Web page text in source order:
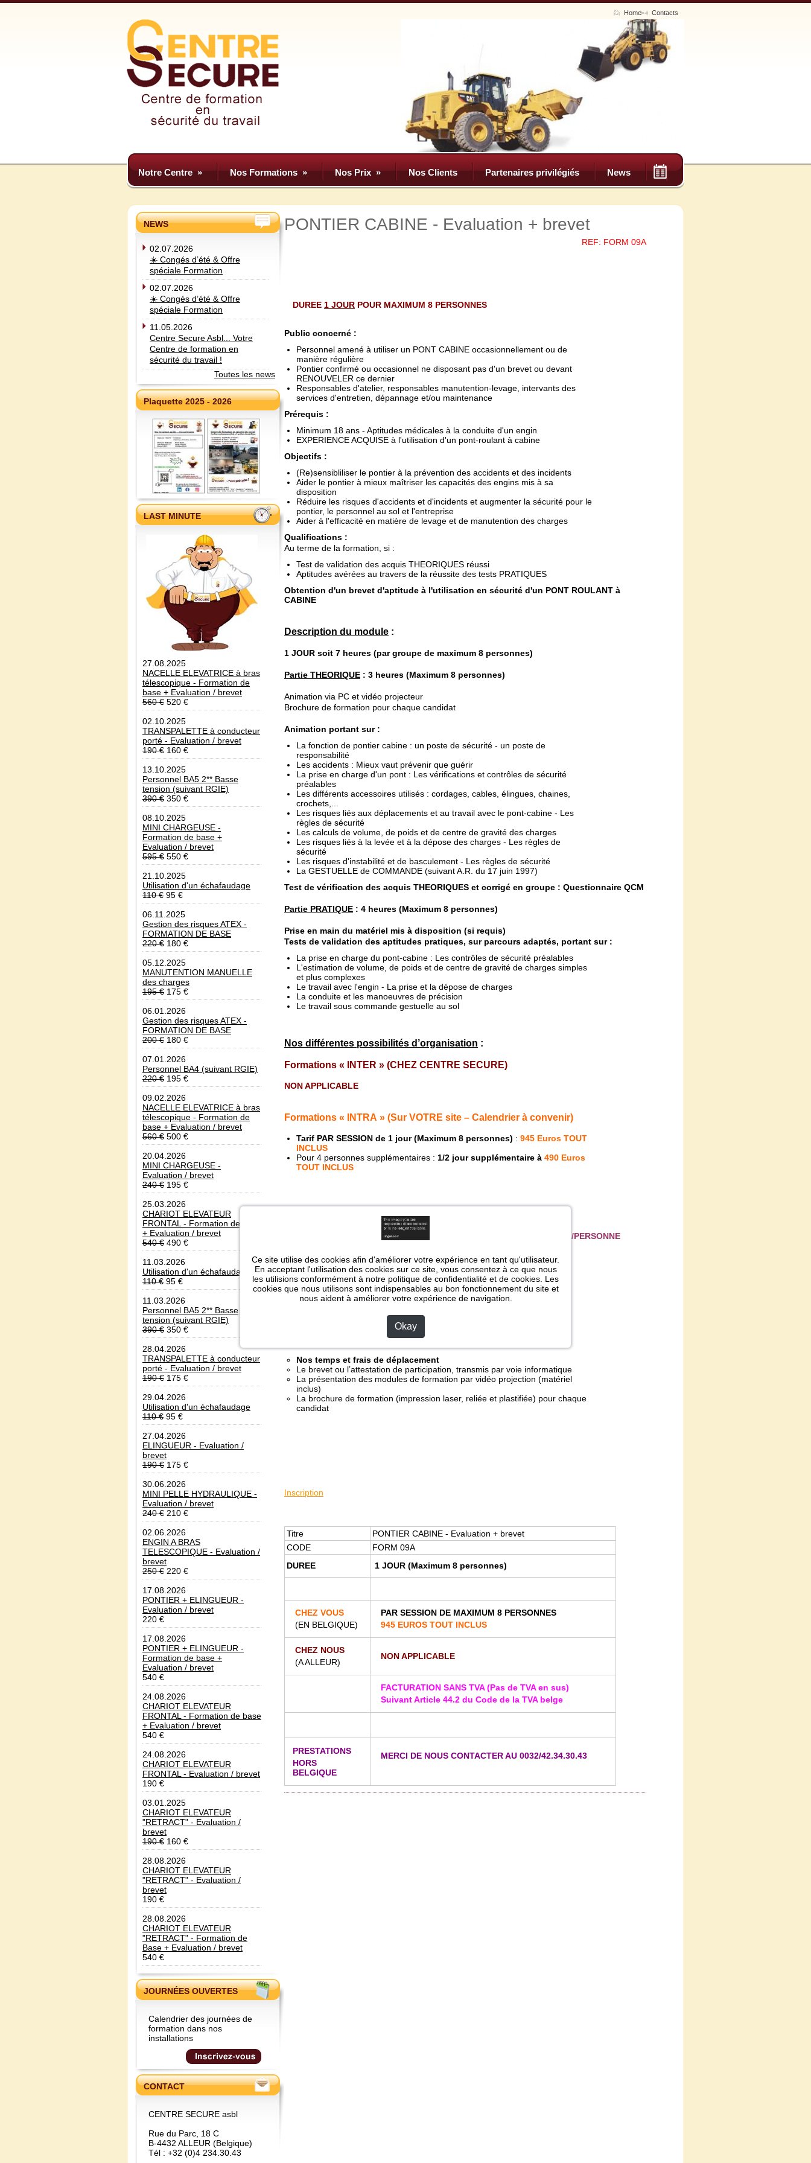
Home Contacts
Notre Centre» Nos Formations» Nos Prix» Nos Clients Partenaires privilégiés News
NEWS
02.07.2026
☀️ Congés d’été & Offre
spéciale Formation
02.07.2026
☀️ Congés d’été & Offre
spéciale Formation
11.05.2026
Centre Secure Asbl... Votre
Centre de formation en
sécurité du travail !
Toutes les news
Plaquette 2025 - 2026
LAST MINUTE
27.08.2025
NACELLE ELEVATRICE à bras
télescopique - Formation de
base + Evaluation / brevet
560 € 520 €
02.10.2025
TRANSPALETTE à conducteur
porté - Evaluation / brevet
190 € 160 €
13.10.2025
Personnel BA5 2** Basse
tension (suivant RGIE)
390 € 350 €
08.10.2025
MINI CHARGEUSE -
Formation de base +
Evaluation / brevet
595 € 550 €
21.10.2025
Utilisation d'un échafaudage
110 € 95 €
06.11.2025
Gestion des risques ATEX -
FORMATION DE BASE
220 € 180 €
05.12.2025
MANUTENTION MANUELLE
des charges
195 € 175 €
06.01.2026
Gestion des risques ATEX -
FORMATION DE BASE
200 € 180 €
07.01.2026
Personnel BA4 (suivant RGIE)
220 € 195 €
09.02.2026
NACELLE ELEVATRICE à bras
télescopique - Formation de
base + Evaluation / brevet
560 € 500 €
20.04.2026
MINI CHARGEUSE -
Evaluation / brevet
240 € 195 €
25.03.2026
CHARIOT ELEVATEUR
FRONTAL - Formation de base
+ Evaluation / brevet
540 € 490 €
11.03.2026
Utilisation d'un échafaudage
110 € 95 €
11.03.2026
Personnel BA5 2** Basse
tension (suivant RGIE)
390 € 350 €
28.04.2026
TRANSPALETTE à conducteur
porté - Evaluation / brevet
190 € 175 €
29.04.2026
Utilisation d'un échafaudage
110 € 95 €
27.04.2026
ELINGUEUR - Evaluation /
brevet
190 € 175 €
30.06.2026
MINI PELLE HYDRAULIQUE -
Evaluation / brevet
240 € 210 €
02.06.2026
ENGIN A BRAS
TELESCOPIQUE - Evaluation /
brevet
250 € 220 €
17.08.2026
PONTIER + ELINGUEUR -
Evaluation / brevet
220 €
17.08.2026
PONTIER + ELINGUEUR -
Formation de base +
Evaluation / brevet
540 €
24.08.2026
CHARIOT ELEVATEUR
FRONTAL - Formation de base
+ Evaluation / brevet
540 €
24.08.2026
CHARIOT ELEVATEUR
FRONTAL - Evaluation / brevet
190 €
03.01.2025
CHARIOT ELEVATEUR
"RETRACT" - Evaluation /
brevet
190 € 160 €
28.08.2026
CHARIOT ELEVATEUR
"RETRACT" - Evaluation /
brevet
190 €
28.08.2026
CHARIOT ELEVATEUR
"RETRACT" - Formation de
Base + Evaluation / brevet
540 €
JOURNÉES OUVERTES
Calendrier des journées de
formation dans nos
installations
CONTACT
CENTRE SECURE asbl
Rue du Parc, 18 C
B-4432 ALLEUR (Belgique)
Tél : +32 (0)4 234.30.43
PONTIER CABINE - Evaluation + brevet
REF: FORM 09A
DUREE 1 JOUR POUR MAXIMUM 8 PERSONNES
Public concerné :
Personnel amené à utiliser un PONT CABINE occasionnellement ou de
manière régulière
Pontier confirmé ou occasionnel ne disposant pas d'un brevet ou devant
RENOUVELER ce dernier
Responsables d'atelier, responsables manutention-levage, intervants des
services d'entretien, dépannage et/ou maintenance
Prérequis :
Minimum 18 ans - Aptitudes médicales à la conduite d'un engin
EXPERIENCE ACQUISE à l'utilisation d'un pont-roulant à cabine
Objectifs :
(Re)sensibliliser le pontier à la prévention des accidents et des incidents
Aider le pontier à mieux maîtriser les capacités des engins mis à sa
disposition
Réduire les risques d'accidents et d'incidents et augmenter la sécurité pour le
pontier, le personnel au sol et l'entreprise
Aider à l'efficacité en matière de levage et de manutention des charges
Qualifications :
Au terme de la formation, si :
Test de validation des acquis THEORIQUES réussi
Aptitudes avérées au travers de la réussite des tests PRATIQUES
Obtention d'un brevet d'aptitude à l'utilisation en sécurité d'un PONT ROULANT à
CABINE
Description du module :
1 JOUR soit 7 heures (par groupe de maximum 8 personnes)
Partie THEORIQUE : 3 heures (Maximum 8 personnes)
Animation via PC et vidéo projecteur
Brochure de formation pour chaque candidat
Animation portant sur :
La fonction de pontier cabine : un poste de sécurité - un poste de
responsabilité
Les accidents : Mieux vaut prévenir que guérir
La prise en charge d'un pont : Les vérifications et contrôles de sécurité
préalables
Les différents accessoires utilisés : cordages, cables, élingues, chaines,
crochets,...
Les risques liés aux déplacements et au travail avec le pont-cabine - Les
règles de sécurité
Les calculs de volume, de poids et de centre de gravité des charges
Les risques liés à la levée et à la dépose des charges - Les règles de
sécurité
Les risques d'instabilité et de basculement - Les règles de sécurité
La GESTUELLE de COMMANDE (suivant A.R. du 17 juin 1997)
Test de vérification des acquis THEORIQUES et corrigé en groupe : Questionnaire QCM
Partie PRATIQUE : 4 heures (Maximum 8 personnes)
Prise en main du matériel mis à disposition (si requis)
Tests de validation des aptitudes pratiques, sur parcours adaptés, portant sur :
La prise en charge du pont-cabine : Les contrôles de sécurité préalables
L'estimation de volume, de poids et de centre de gravité de charges simples
et plus complexes
Le travail avec l'engin - La prise et la dépose de charges
La conduite et les manoeuvres de précision
Le travail sous commande gestuelle au sol
Nos différentes possibilités d’organisation :
Formations « INTER » (CHEZ CENTRE SECURE)
NON APPLICABLE
Formations « INTRA » (Sur VOTRE site – Calendrier à convenir)
Tarif PAR SESSION de 1 jour (Maximum 8 personnes) : 945 Euros TOUT
INCLUS
Pour 4 personnes supplémentaires : 1/2 jour supplémentaire à 490 Euros
TOUT INCLUS
(OPTIONS)
(plastifiés - format carte de banque) :
2,5 EUROS/PERSONNE
Nos prix comprennent:
Pour les formations CHEZ VOUS :
Nos temps et frais de déplacement
Le brevet ou l’attestation de participation, transmis par voie informatique
La présentation des modules de formation par vidéo projection (matériel
inclus)
La brochure de formation (impression laser, reliée et plastifiée) pour chaque
candidat
Inscription
Titre
PONTIER CABINE - Evaluation + brevet
CODE
FORM 09A
DUREE
1 JOUR (Maximum 8 personnes)
CHEZ VOUS
(EN BELGIQUE)
PAR SESSION DE MAXIMUM 8 PERSONNES
945 EUROS TOUT INCLUS
CHEZ NOUS
(A ALLEUR)
NON APPLICABLE
FACTURATION SANS TVA (Pas de TVA en sus)
Suivant Article 44.2 du Code de la TVA belge
PRESTATIONS
HORS
BELGIQUE
MERCI DE NOUS CONTACTER AU 0032/42.34.30.43
Ce site utilise des cookies afin d'améliorer votre expérience en tant qu'utilisateur.
En acceptant l'utilisation des cookies sur ce site, vous consentez à ce que nous
les utilisions conformément à notre politique de confidentialité et de cookies. Les
cookies que nous utilisons sont indispensables au bon fonctionnement du site et
nous aident à améliorer votre expérience de navigation.
Okay